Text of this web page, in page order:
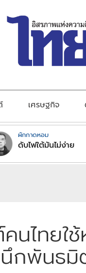
เศรษฐกิจ
ผักกาดหอม
ดับไฟใต้มันไม่ง่าย
คนไทย
กพันธ